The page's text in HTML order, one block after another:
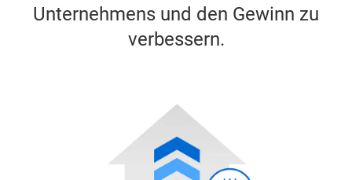
Unternehmens und den Gewinn zu
verbessern.